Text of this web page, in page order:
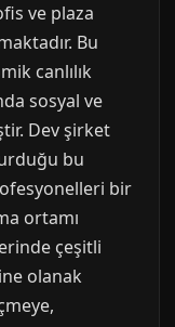
ve plaza
Bu
canlılık
sosyal ve
Dev şirket
bu
bir
ortamı
çeşitli
olanak